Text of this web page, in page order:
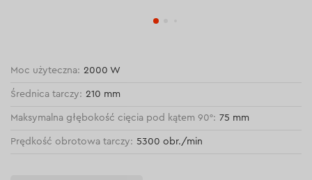
Moc użyteczna: 2000 W
Średnica tarczy: 210 mm
Maksymalna głębokość cięcia pod kątem 90°: 75 mm
Prędkość obrotowa tarczy: 5300 obr./min